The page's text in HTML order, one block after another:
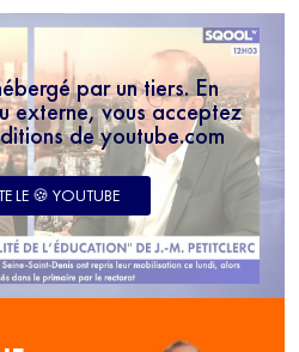
par un tiers. En
externe, vous acceptez
de youtube.com
LE 🍪 YOUTUBE